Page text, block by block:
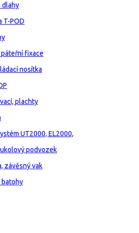
dlahy
T-POD
fixace
nosítka
plachty
UT2000, EL2000,
podvozek
závěsný vak
batohy